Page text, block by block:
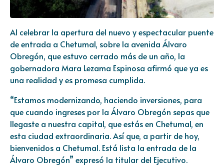
Al celebrar la apertura del nuevo y espectacular puente
de entrada a Chetumal, sobre la avenida Álvaro
Obregón, que estuvo cerrado más de un año, la
gobernadora Mara Lezama Espinosa afirmó que ya es
una realidad y es promesa cumplida.
“Estamos modernizando, haciendo inversiones, para
que cuando ingreses por la Álvaro Obregón sepas que
llegaste a nuestra capital, que estás en Chetumal, en
esta ciudad extraordinaria. Así que, a partir de hoy,
bienvenidos a Chetumal. Está lista la entrada de la
Álvaro Obregón” expresó la titular del Ejecutivo.